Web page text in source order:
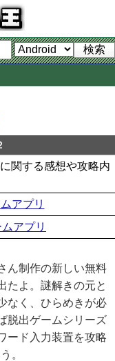
関する感想や攻略内
アプリ
アプリ
ん制作の新しい無料
たよ。謎解きの元と
なく、ひらめきが必
脱出ゲームシリーズ
ード入力装置を攻略
。